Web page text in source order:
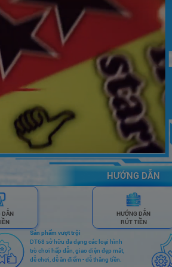
HƯỚNG DẪN
DẪN
HƯỚNG DẪN
RÚT TIỀN
Sản phẩm vượt trội
DT68 sở hữu đa dạng các loại hình
trò chơi hấp dẫn, giao diện đẹp mắt,
dễ chơi, dễ ăn điểm - dễ thắng tiền.